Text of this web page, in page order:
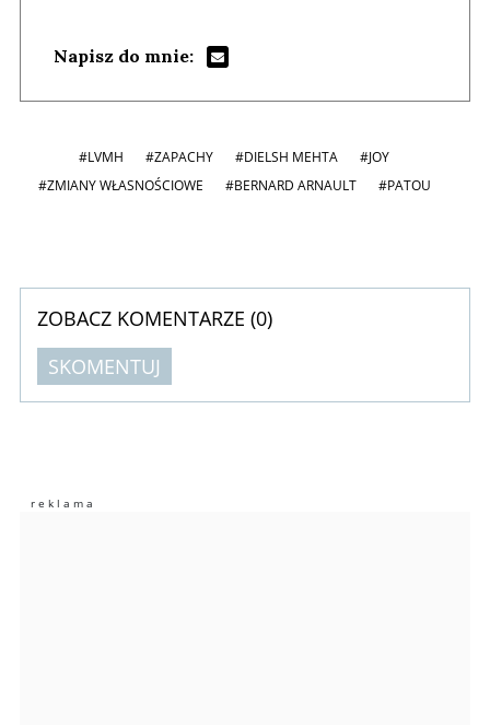
Napisz do mnie:
#LVMH #ZAPACHY #DIELSH MEHTA
#JOY
#ZMIANY WŁASNOŚCIOWE
#BERNARD ARNAULT #PATOU
ZOBACZ KOMENTARZE (0)
SKOMENTUJ
Imię (Wymagane)